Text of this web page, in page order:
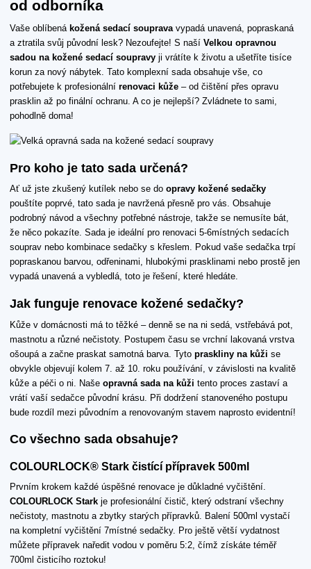
od odborníka
Vaše oblíbená kožená sedací souprava vypadá unavená, popraskaná
a ztratila svůj původní lesk? Nezoufejte! S naší Velkou opravnou
sadou na kožené sedací soupravy ji vrátíte k životu a ušetříte tisíce
korun za nový nábytek. Tato komplexní sada obsahuje vše, co
potřebujete k profesionální renovaci kůže – od čištění přes opravu
prasklin až po finální ochranu. A co je nejlepší? Zvládnete to sami,
pohodlně doma!
Pro koho je tato sada určená?
Ať už jste zkušený kutílek nebo se do opravy kožené sedačky
pouštíte poprvé, tato sada je navržená přesně pro vás. Obsahuje
podrobný návod a všechny potřebné nástroje, takže se nemusíte bát,
že něco pokazíte. Sada je ideální pro renovaci 5-6místných sedacích
souprav nebo kombinace sedačky s křeslem. Pokud vaše sedačka trpí
popraskanou barvou, odřeninami, hlubokými prasklinami nebo prostě jen
vypadá unavená a vybledlá, toto je řešení, které hledáte.
Jak funguje renovace kožené sedačky?
Kůže v domácnosti má to těžké – denně se na ni sedá, vstřebává pot,
mastnotu a různé nečistoty. Postupem času se vrchní lakovaná vrstva
ošoupá a začne praskat samotná barva. Tyto praskliny na kůži se
obvykle objevují kolem 7. až 10. roku používání, v závislosti na kvalitě
kůže a péči o ni. Naše opravná sada na kůži tento proces zastaví a
vrátí vaší sedačce původní krásu. Při dodržení stanoveného postupu
bude rozdíl mezi původním a renovovaným stavem naprosto evidentní!
Co všechno sada obsahuje?
COLOURLOCK® Stark čistící přípravek 500ml
Prvním krokem každé úspěšné renovace je důkladné vyčištění.
COLOURLOCK Stark je profesionální čistič, který odstraní všechny
nečistoty, mastnotu a zbytky starých přípravků. Balení 500ml vystačí
na kompletní vyčištění 7místné sedačky. Pro ještě větší vydatnost
můžete přípravek naředit vodou v poměru 5:2, čímž získáte téměř
700ml čisticího roztoku!